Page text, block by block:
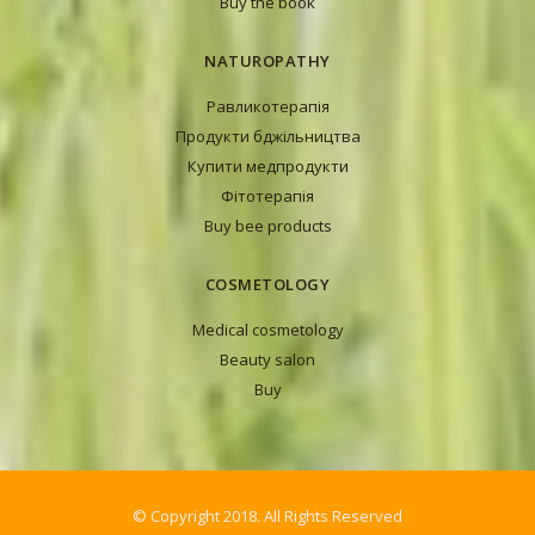
NATUROPATHY
Равликотерапія
Продукти бджільництва
Купити медпродукти
Фітотерапія
Buy bee products
COSMETOLOGY
Medical cosmetology
Beauty salon
Buy
© Copyright 2018. All Rights Reserved